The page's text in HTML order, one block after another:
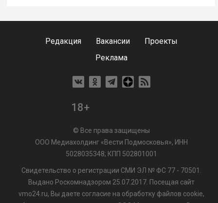
Редакция Вакансии
Проекты
Реклама
18+
© Все права защищены
ООО Медиахолдинг «Вести Подмосковья», ИНН
5028035348; КПП 502801001
Свидетельство о регистрации СМИ ЭЛ № ФС 77 - 70501.
Выдано Роскомнадзором 25.07.2017. Посещая сайт
vmo24.ru, Вы даете согласие на обработку файлов cookie,